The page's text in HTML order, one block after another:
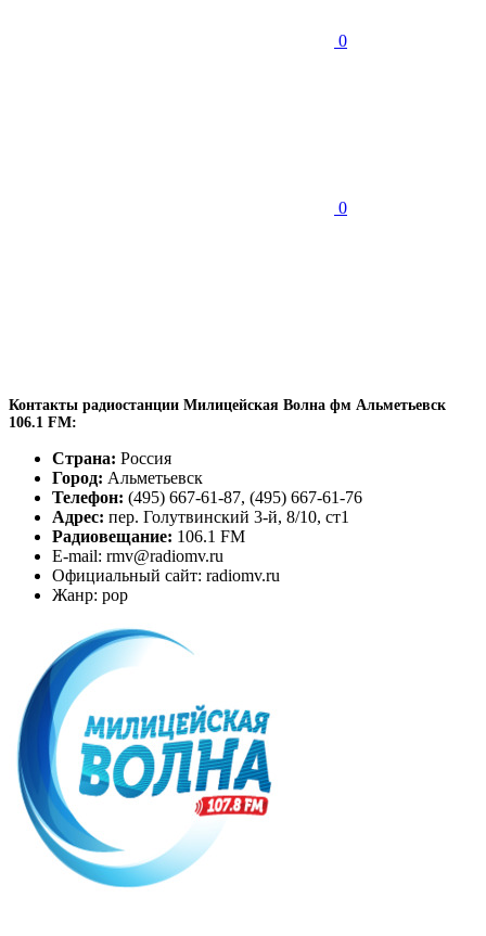
0
0
Контакты радиостанции Милицейская Волна фм Альметьевск
106.1 FM:
Страна: Россия
Город: Альметьевск
Телефон: (495) 667-61-87, (495) 667-61-76
Адрес: пер. Голутвинский 3-й, 8/10, ст1
Радиовещание: 106.1 FM
E-mail: rmv@radiomv.ru
Официальный сайт: radiomv.ru
Жанр: pop